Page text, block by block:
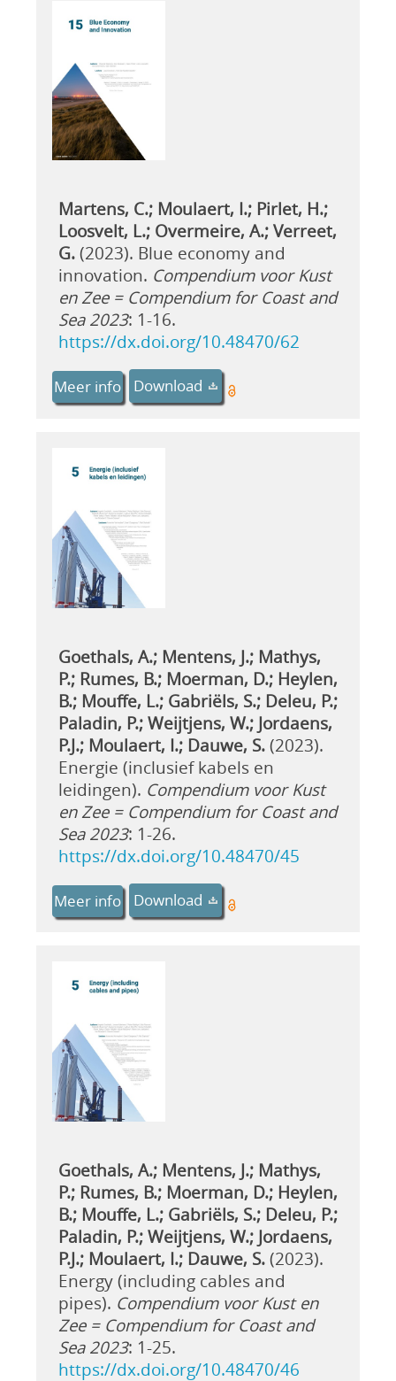
Martens, C.; Moulaert, I.; Pirlet, H.;
Loosvelt, L.; Overmeire, A.; Verreet,
G.(2023). Blue economy and
innovation. Compendium voor Kust
en Zee = Compendium for Coast and
Sea 2023: 1-16.
https://dx.doi.org/10.48470/62
Meer info Download
Goethals, A.; Mentens, J.; Mathys,
P.; Rumes, B.; Moerman, D.; Heylen,
B.; Mouffe, L.; Gabriëls, S.; Deleu, P.;
Paladin, P.; Weijtjens, W.; Jordaens,
P.J.; Moulaert, I.; Dauwe, S.(2023).
Energie (inclusief kabels en
leidingen). Compendium voor Kust
en Zee = Compendium for Coast and
Sea 2023: 1-26.
https://dx.doi.org/10.48470/45
Meer info Download
Goethals, A.; Mentens, J.; Mathys,
P.; Rumes, B.; Moerman, D.; Heylen,
B.; Mouffe, L.; Gabriëls, S.; Deleu, P.;
Paladin, P.; Weijtjens, W.; Jordaens,
P.J.; Moulaert, I.; Dauwe, S.(2023).
Energy (including cables and
pipes). Compendium voor Kust en
Zee = Compendium for Coast and
Sea 2023: 1-25.
https://dx.doi.org/10.48470/46